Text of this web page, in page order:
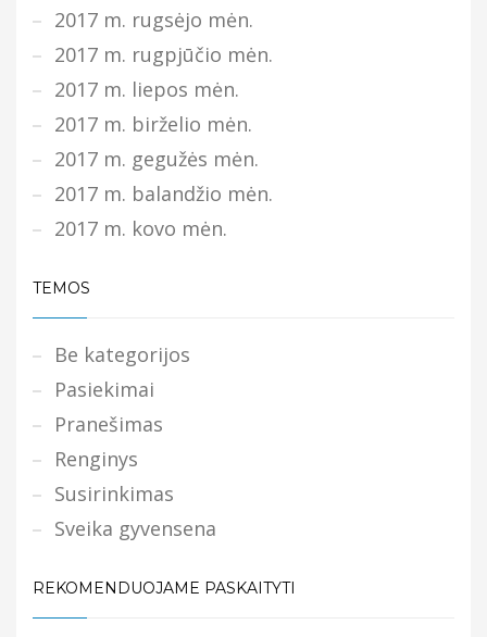
2017 m. rugsėjo mėn.
2017 m. rugpjūčio mėn.
2017 m. liepos mėn.
2017 m. birželio mėn.
2017 m. gegužės mėn.
2017 m. balandžio mėn.
2017 m. kovo mėn.
TEMOS
Be kategorijos
Pasiekimai
Pranešimas
Renginys
Susirinkimas
Sveika gyvensena
REKOMENDUOJAME PASKAITYTI